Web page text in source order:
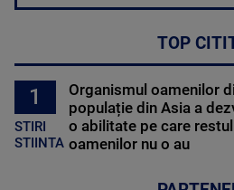
TOP
1
STIRI
STIINTA
Organismul oamenilor
populație din Asia a
o abilitate pe care restul
oamenilor nu o au